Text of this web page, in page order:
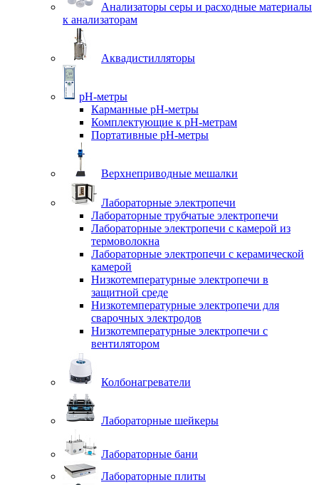
Анализаторы серы и расходные материалы
к анализаторам
Аквадистилляторы
pH-метры
Карманные pH-метры
Комплектующие к pH-метрам
Портативные pH-метры
Верхнеприводные мешалки
Лабораторные электропечи
Лабораторные трубчатые электропечи
Лабораторные электропечи с камерой из
термоволокна
Лабораторные электропечи с керамической
камерой
Низкотемпературные электропечи в
защитной среде
Низкотемпературные электропечи для
cварочных электродов
Низкотемпературные электропечи с
вентилятором
Колбонагреватели
Лабораторные шейкеры
Лабораторные бани
Лабораторные плиты